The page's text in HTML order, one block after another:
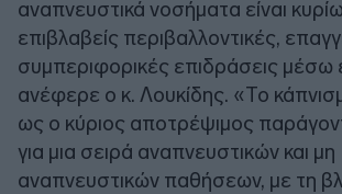
αναπνευστικά νοσήματα είναι
επιβλαβείς περιβαλλοντικές,
συμπεριφορικές επιδράσεις μέσω
ανέφερε ο κ. Λουκίδης. «Το
ως ο κύριος αποτρέψιμος
για μια σειρά αναπνευστικών και μη
αναπνευστικών παθήσεων, με τη